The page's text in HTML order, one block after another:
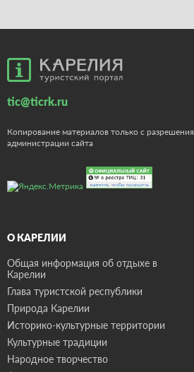
tic@ticrk.ru
Копирование материалов только с разрешения
администрации сайта
О КАРЕЛИИ
Общая информация об отдыхе в
Карелии
Глава туристской республики
Природа Карелии
Историко-культурные территории
Культурные традиции
Народное творчество